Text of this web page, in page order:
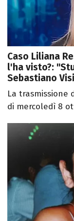
Caso Liliana
l'ha visto?:
Sebastiano
La trasmissione
di mercoledì 8